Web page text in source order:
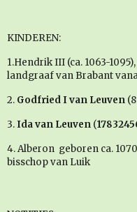
KINDEREN:
1.Hendrik III (ca. 1063-
landgraaf van Brabant
2. Godfried I van Leuven
3.Ida van Leuven (
4. Alberon geboren ca.
bisschop van Luik